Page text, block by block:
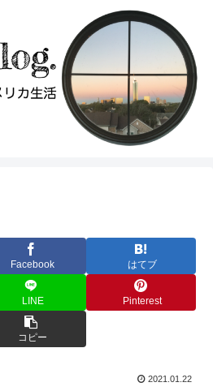
Facebook はてブ
LINE Pinterest
コピー
2021.01.22